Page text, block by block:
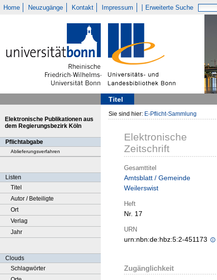
Home Neuzugänge Kontakt Impressum Erweiterte Suche
Titel
Elektronische Publikationen aus
dem Regierungsbezirk Köln
Pflichtabgabe
Ablieferungsverfahren
Listen
Titel
Autor / Beteiligte
Ort
Verlag
Jahr
Clouds
Schlagwörter
Sie sind hier: E-Pflicht-Sammlung
Elektronische
Zeitschrift
Gesamttitel
Amtsblatt / Gemeinde
Weilerswist
Heft
Nr. 17
URN
urn:nbn:de:hbz:5:2-451173
Zugänglichkeit